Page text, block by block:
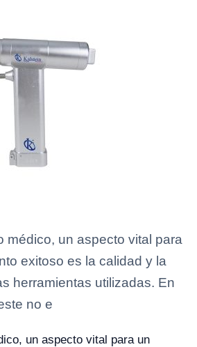
médico, un aspecto vital para
exitoso es la calidad y la
herramientas utilizadas. En
no e
un aspecto vital para un